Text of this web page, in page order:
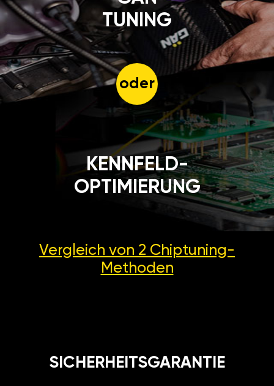
TUNING
oder
KENNFELD-
OPTIMIERUNG
Vergleich von 2 Chiptuning-
Methoden
SICHERHEITSGARANTIE